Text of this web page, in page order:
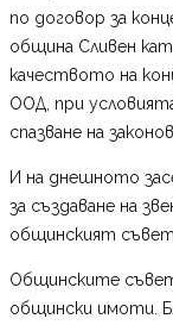
по договор за
община Сливен
качеството на
ООД, при
спазване на
И на днешното
за създаване на
общинският
Общинските
общински имоти.